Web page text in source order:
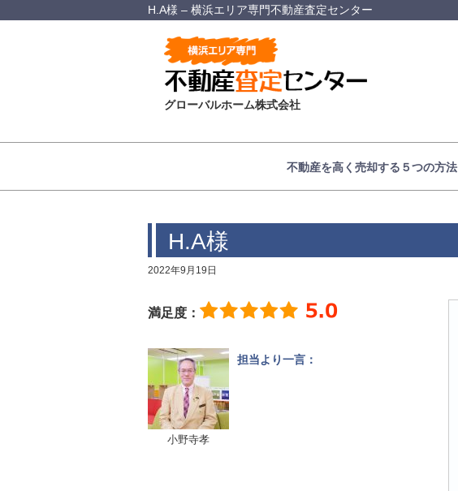
H.A様 – 横浜エリア専門不動産査定センター
グローバルホーム株式会社
不動産を高く売却する５つの方法
H.A様
2022年9月19日
満足度：
小野寺孝
担当より一言：